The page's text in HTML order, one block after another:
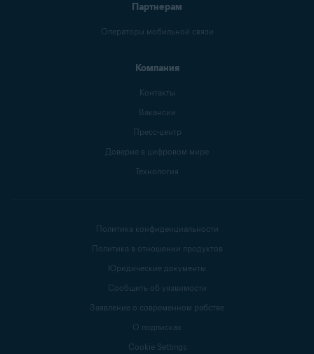
Партнерам
Операторы мобильной связи
Компания
Контакты
Вакансии
Пресс-центр
Доверие в цифровом мире
Технология
Политика конфиденциальности
Политика в отношении продуктов
Юридические документы
Сообщить об уязвимости
Заявление о современном рабстве
О подписках
Cookie Settings